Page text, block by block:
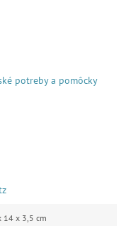
potreby a pomôcky
14 x 3,5 cm